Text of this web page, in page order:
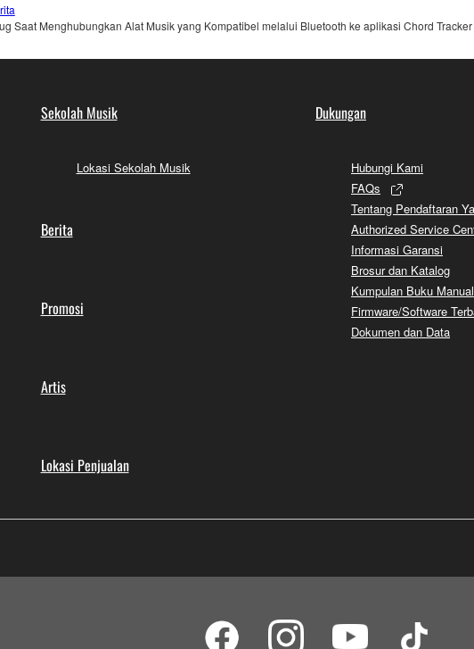
Saat Menghubungkan Alat Musik yang Kompatibel melalui Bluetooth ke aplikasi Chord
Sekolah Musik
Lokasi Sekolah Musik
Berita
Promosi
Artis
Lokasi Penjualan
Dukungan
Hubungi Kami
FAQs
Tentang Pendaftaran
Authorized Service
Informasi Garansi
Brosur dan Katalog
Kumpulan Buku Manual
Firmware/Software
Dokumen dan Data